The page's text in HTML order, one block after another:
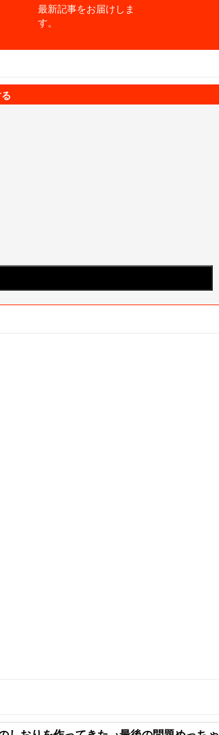
最新記事をお届けしま
す。